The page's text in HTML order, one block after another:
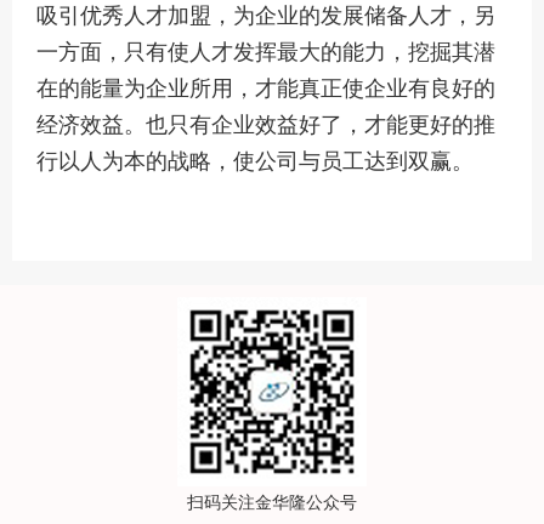
吸引优秀人才加盟，为企业的发展储备人才，另
一方面，只有使人才发挥最大的能力，挖掘其潜
在的能量为企业所用，才能真正使企业有良好的
经济效益。也只有企业效益好了，才能更好的推
行以人为本的战略，使公司与员工达到双赢。
扫码关注金华隆公众号